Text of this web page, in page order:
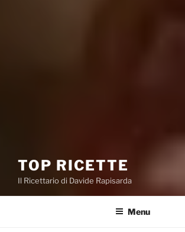
TOP RICETTE
Il Ricettario di Davide Rapisarda
Menu